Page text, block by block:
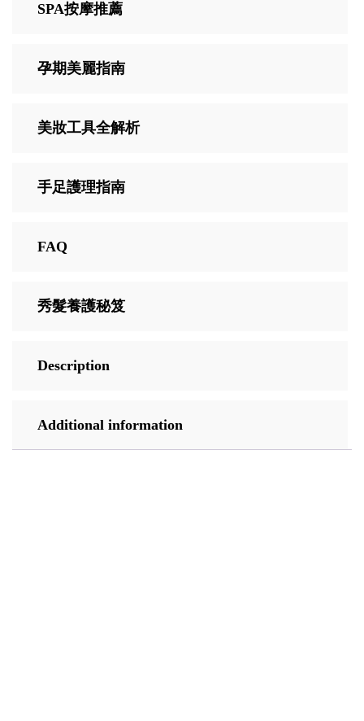
SPA按摩推薦
孕期美麗指南
美妝工具全解析
手足護理指南
FAQ
秀髮養護秘笈
Description
Additional information